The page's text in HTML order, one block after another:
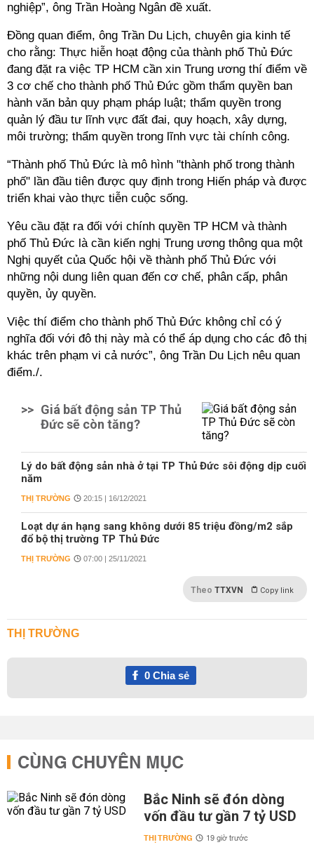
nghiệp”, ông Trần Hoàng Ngân đề xuất.
Đồng quan điểm, ông Trần Du Lịch, chuyên gia kinh tế
cho rằng: Thực hiễn hoạt động của thành phố Thủ Đức
đang đặt ra việc TP HCM cần xin Trung ương thí điểm về
3 cơ chế cho thành phố Thủ Đức gồm thẩm quyền ban
hành văn bản quy phạm pháp luật; thẩm quyền trong
quản lý đầu tư lĩnh vực đất đai, quy hoạch, xây dựng,
môi trường; thẩm quyền trong lĩnh vực tài chính công.
“Thành phố Thủ Đức là mô hình "thành phố trong thành
phố" lần đầu tiên được quy định trong Hiến pháp và được
triển khai vào thực tiễn cuộc sống.
Yêu cầu đặt ra đối với chính quyền TP HCM và thành
phố Thủ Đức là cần kiến nghị Trung ương thông qua một
Nghị quyết của Quốc hội về thành phố Thủ Đức với
những nội dung liên quan đến cơ chế, phân cấp, phân
quyền, ủy quyền.
Việc thí điểm cho thành phố Thủ Đức không chỉ có ý
nghĩa đối với đô thị này mà có thể áp dụng cho các đô thị
khác trên phạm vi cả nước”, ông Trần Du Lịch nêu quan
điểm./.
>> Giá bất động sản TP Thủ
Đức sẽ còn tăng?
Lý do bất động sản nhà ở tại TP Thủ Đức sôi động dịp cuối
năm
THỊ TRƯỜNG 20:15 | 16/12/2021
Loạt dự án hạng sang không dưới 85 triệu đồng/m2 sắp
đổ bộ thị trường TP Thủ Đức
THỊ TRƯỜNG 07:00 | 25/11/2021
Theo TTXVN Copy link
THỊ TRƯỜNG
0Chia sẻ
CÙNG CHUYÊN MỤC
Bắc Ninh sẽ đón dòng
vốn đầu tư gần 7 tỷ USD
THỊ TRƯỜNG 19 giờ trước